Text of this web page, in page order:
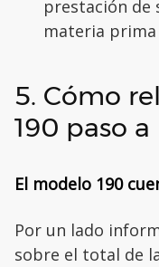
prestación de
materia
5. Cómo
190 paso a
El modelo 190
Por un lado
sobre el total de